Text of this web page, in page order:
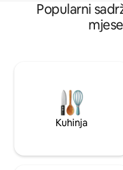
Popularni
Kuhinja